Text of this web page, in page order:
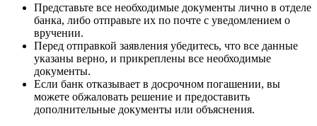
Представьте все необходимые документы лично в отделе
банка, либо отправьте их по почте с уведомлением о
вручении.
Перед отправкой заявления убедитесь, что все данные
указаны верно, и прикреплены все необходимые
документы.
Если банк отказывает в досрочном погашении, вы
можете обжаловать решение и предоставить
дополнительные документы или объяснения.